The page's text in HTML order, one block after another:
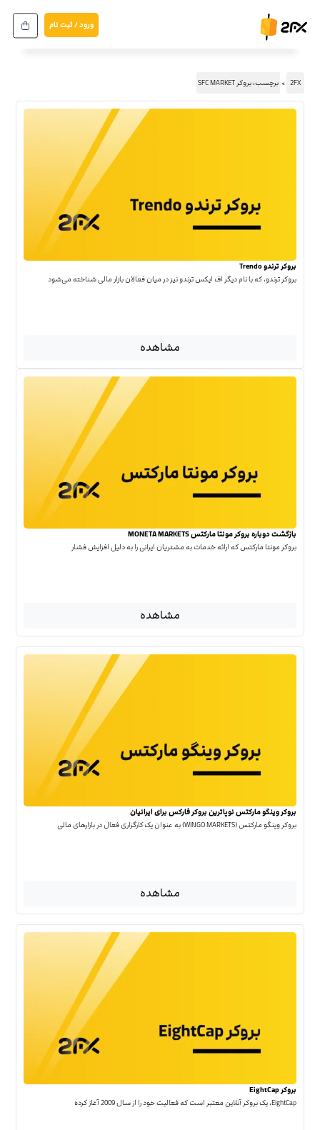
ورود / ثبت نام
2FX برچسب: بروکر SFC MARKET
بروکر ترندو Trendo
بروکر ترندو، که با نام دیگر اف ایکس ترندو نیز در میان فعالان بازار مالی شناخته می‌شود
مشاهده
بازگشت دوباره بروکر مونتا مارکتس MONETA MARKETS
بروکر مونتا مارکتس که ارائه خدمات به مشتریان ایرانی را به دلیل افزایش فشار
مشاهده
بروکر وینگو مارکتس نوپاترین بروکر فارکس برای ایرانیان
بروکر وینگو مارکتس (WINGO MARKETS) به عنوان یک کارگزاری فعال در بازارهای مالی
مشاهده
بروکر EightCap
EightCap، یک بروکر آنلاین معتبر است که فعالیت خود را از سال 2009 آغاز کرده